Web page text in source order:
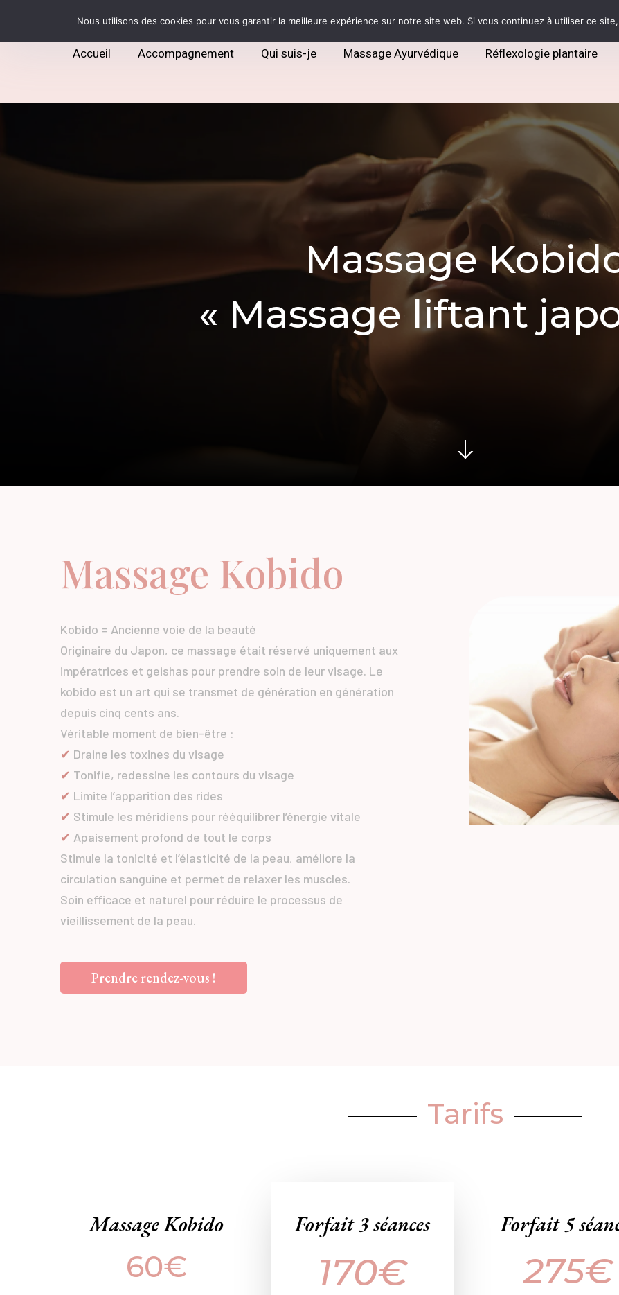

Accueil Accompagnement Qui suis-je Massage Ayurvédique Réflexologie plantaire
Massage
« Massage liftant
Massage Kobido
Kobido = Ancienne voie de la beauté
Originaire du Japon, ce massage était réservé uniquement aux
impératrices et geishas pour prendre soin de leur visage. Le
kobido est un art qui se transmet de génération en génération
depuis cinq cents ans.
Véritable moment de bien-être :
✔ Draine les toxines du visage
✔ Tonifie, redessine les contours du visage
✔ Limite l’apparition des rides
✔ Stimule les méridiens pour rééquilibrer l’énergie vitale
✔ Apaisement profond de tout le corps
Stimule la tonicité et l’élasticité de la peau, améliore la
circulation sanguine et permet de relaxer les muscles.
Soin efficace et naturel pour réduire le processus de
vieillissement de la peau.
Prendre rendez-vous !
Tarifs
Massage Kobido
60€
Forfait 3 séances
170€
Forfait 5
275€
Nous utilisons des cookies pour vous garantir la meilleure expérience sur notre site web. Si vous continuez à utiliser ce